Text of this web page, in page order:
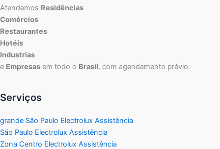
Atendemos Residências
Comércios
Restaurantes
Hotéis
Industrias
e Empresas em todo o Brasil, com agendamento prévio.
Serviços
grande São Paulo Electrolux Assistência
São Paulo Electrolux Assistência
Zona Centro Electrolux Assistência